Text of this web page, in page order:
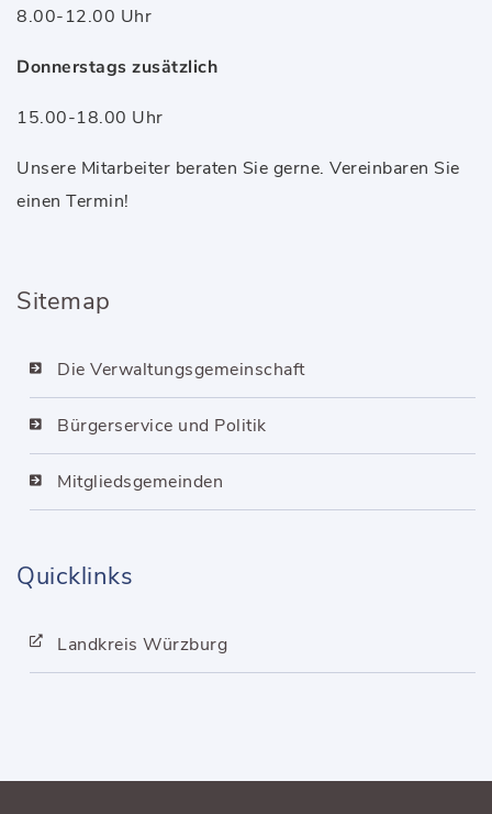
8.00-12.00 Uhr
Donnerstags zusätzlich
15.00-18.00 Uhr
Unsere Mitarbeiter beraten Sie gerne. Vereinbaren Sie
einen Termin!
Sitemap
Die Verwaltungsgemeinschaft
Bürgerservice und Politik
Mitgliedsgemeinden
Quicklinks
Landkreis Würzburg